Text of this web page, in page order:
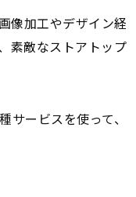
像加工やデザイン経
素敵なストアトップ
サービスを使って、